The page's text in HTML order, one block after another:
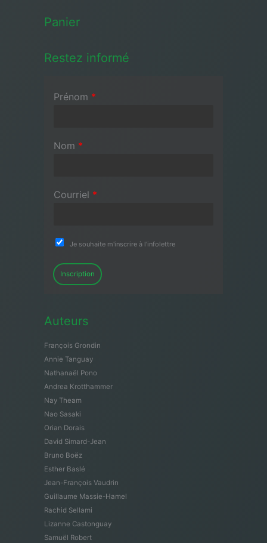
Panier
Restez informé
Prénom *
Nom *
Courriel *
Je souhaite m'inscrire à l'infolettre
Inscription
Auteurs
François Grondin
Annie Tanguay
Nathanaël Pono
Andrea Krotthammer
Nay Theam
Nao Sasaki
Orian Dorais
David Simard-Jean
Bruno Boëz
Esther Baslé
Jean-François Vaudrin
Guillaume Massie-Hamel
Rachid Sellami
Lizanne Castonguay
Samuël Robert